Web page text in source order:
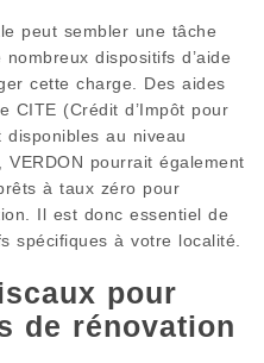
peut sembler une tâche
dispositifs d’aide
cette charge. Des aides
CITE (Crédit d’Impôt pour
au niveau
pourrait également
à taux zéro pour
Il est donc essentiel de
spécifiques à votre localité.
pour
de rénovation